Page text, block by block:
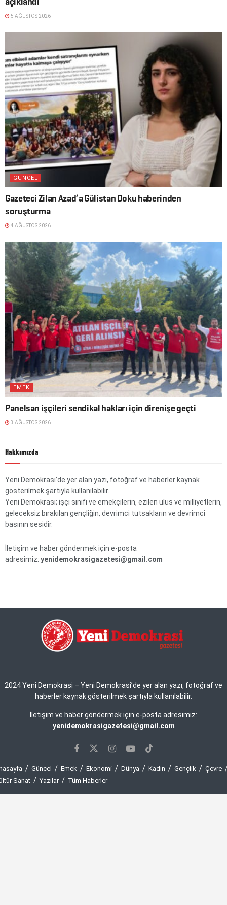
5 AĞUSTOS 2026
GÜNCEL
Gazeteci Zilan Azad’a Gülistan Doku haberinden
soruşturma
4 AĞUSTOS 2026
EMEK
Panelsan işçileri sendikal hakları için direnişe geçti
3 AĞUSTOS 2026
Hakkımızda
Yeni Demokrasi’de yer alan yazı, fotoğraf ve haberler kaynak
gösterilmek şartıyla kullanılabilir.
Yeni Demokrasi; işçi sınıfı ve emekçilerin, ezilen ulus ve milliyetlerin,
geleceksiz bırakılan gençliğin, devrimci tutsakların ve devrimci
basının sesidir.
İletişim ve haber göndermek için e-posta
adresimiz: yenidemokrasigazetesi@gmail.com
2024 Yeni Demokrasi – Yeni Demokrasi’de yer alan yazı, fotoğraf ve
haberler kaynak gösterilmek şartıyla kullanılabilir.
İletişim ve haber göndermek için e-posta adresimiz:
yenidemokrasigazetesi@gmail.com
Güncel Emek Ekonomi Dünya Kadın Gençlik
Çevre
Sanat
Yazılar Tüm Haberler